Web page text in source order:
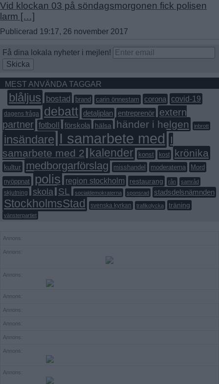
Vid klockan 03 på söndagsmorgonen fick polisen
larm […]
Publicerad 19:17, 26 november 2017
Få dina lokala nyheter i mejlen!
Skicka
MEST ANVÄNDA TAGGAR
blåljus bostad brand carin önnestam corona covid-19
dagens fråga debatt detaljplan entreprenör
extern
partner
fotboll förskola hälsa händer i helgen inbrott
insändare I samarbete med
I
samarbete med 2
kalender konst kost krönika
kultur medborgarförslag misshandel moderaterna
Mord
nyöppnat
polis region stockholm restaurang rån samråd
skjutning skola SL socialdemokraterna sponsrad stadsdelsnämnden
StockholmsStad svenska kyrkan trafikolycka träning
vänsterpartiet
Annons:
Annons:
Annons:
Annons:
Annons:
Annons:
Annons:
Annons:
Annons: